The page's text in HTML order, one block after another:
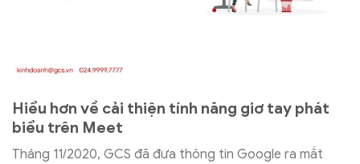
Hiểu hơn về cải thiện tính năng giơ tay phát
biểu trên Meet
Tháng 11/2020, GCS đã đưa thông tin Google ra mắt